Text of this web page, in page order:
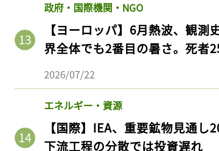
政府・国際機関・NGO
【ヨーロッパ】6月熱波、観
界全体でも2番目の暑さ。死者
2026/07/22
エネルギー・資源
【国際】IEA、重要鉱物見通
下流工程の分散では投資遅れ